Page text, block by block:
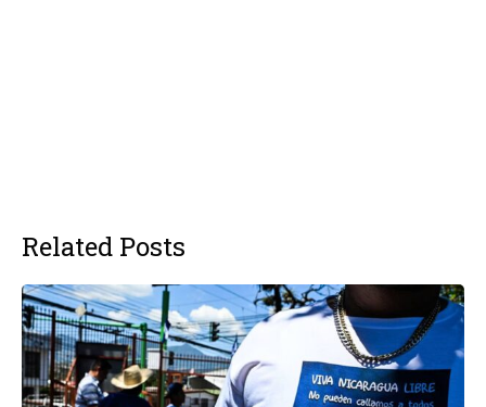
Related Posts